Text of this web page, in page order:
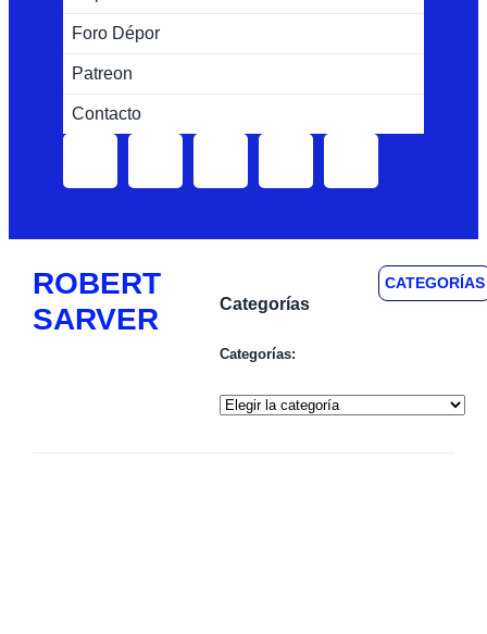
Foro Dépor
Patreon
Contacto
ROBERT
SARVER
Categorías
Categorías:
CATEGORÍAS